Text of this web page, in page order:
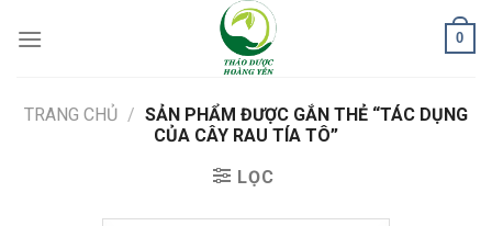
0
TRANG CHỦ / SẢN PHẨM ĐƯỢC GẮN THẺ “TÁC DỤNG
CỦA CÂY RAU TÍA TÔ”
LỌC